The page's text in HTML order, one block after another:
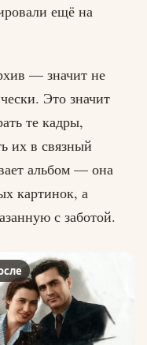
ещё на
— значит не
Это значит
те кадры,
их в связный
альбом — она
картинок, а
с заботой.